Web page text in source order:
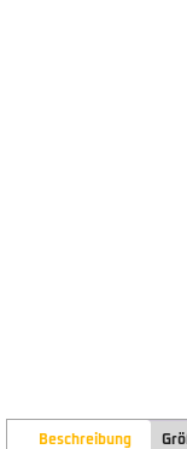
Beschreibung